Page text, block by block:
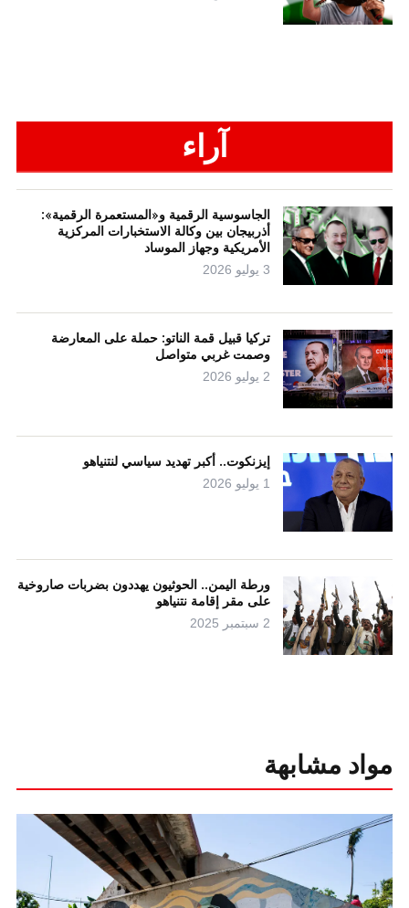
آراء
الجاسوسية الرقمية و«المستعمرة الرقمية»:
أذربيجان بين وكالة الاستخبارات المركزية
الأمريكية وجهاز الموساد
3 يوليو 2026
تركيا قبيل قمة الناتو: حملة على المعارضة
وصمت غربي متواصل
2 يوليو 2026
إيزنكوت.. أكبر تهديد سياسي لنتنياهو
1 يوليو 2026
ورطة اليمن.. الحوثيون يهددون بضربات صاروخية
على مقر إقامة نتنياهو
2 سبتمبر 2025
مواد مشابهة